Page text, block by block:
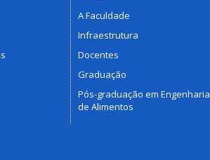
A Faculdade
Infraestrutura
Docentes
Graduação
Pós-graduação em Engenharia
de Alimentos